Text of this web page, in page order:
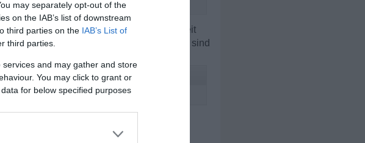
may separately opt-out of the
on the IAB’s list of downstream
third parties on the IAB’s List of
third parties.
and may gather and store
You may click to grant or
for below specified purposes
das eure Zukunft keine gemeinsamkeit
das gegenteil sagen, aber meisten sind
ich will´s net schlecht reden aber ich
schlecht und auch allgemein in der